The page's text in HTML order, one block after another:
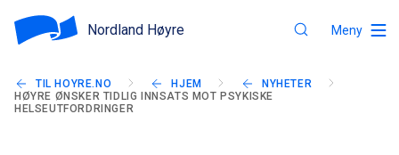
Nordland Høyre Meny
TIL HOYRE.NO HJEM
NYHETER
HØYRE ØNSKER TIDLIG INNSATS MOT PSYKISKE
HELSEUTFORDRINGER